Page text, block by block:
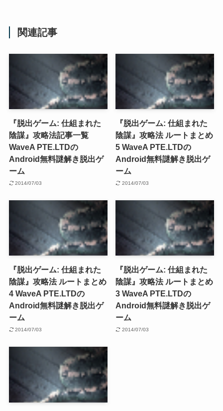
関連記事
『脱出ゲーム: 仕組まれた
陰謀』攻略法記事一覧
WaveA PTE.LTDの
Android無料謎解き脱出ゲ
ーム
2014/07/03
『脱出ゲーム: 仕組まれた
陰謀』攻略法 ルートまとめ
5 WaveA PTE.LTDの
Android無料謎解き脱出ゲ
ーム
2014/07/03
『脱出ゲーム: 仕組まれた
陰謀』攻略法 ルートまとめ
4 WaveA PTE.LTDの
Android無料謎解き脱出ゲ
ーム
2014/07/03
『脱出ゲーム: 仕組まれた
陰謀』攻略法 ルートまとめ
3 WaveA PTE.LTDの
Android無料謎解き脱出ゲ
ーム
2014/07/03